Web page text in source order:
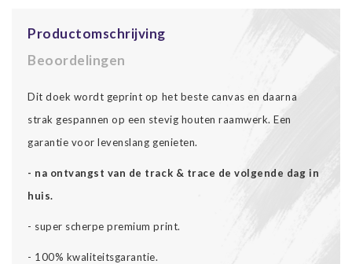
Productomschrijving
Beoordelingen
Dit doek wordt geprint op het beste canvas en daarna
strak gespannen op een stevig houten raamwerk. Een
garantie voor levenslang genieten.
- na ontvangst van de track & trace de volgende dag in
huis.
- super scherpe premium print.
- 100% kwaliteitsgarantie.